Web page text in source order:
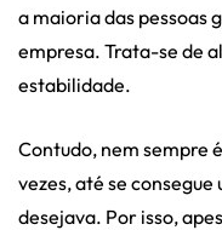
a maioria das pessoas
empresa. Trata-se de
estabilidade.
Contudo, nem sempre
vezes, até se consegue
desejava. Por isso,